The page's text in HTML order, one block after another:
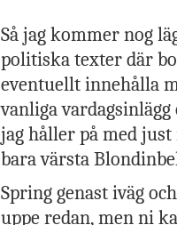
Så jag kommer nog
politiska texter där
eventuellt innehålla
vanliga
jag håller på med
bara värsta
Spring genast iväg
uppe redan, men ni